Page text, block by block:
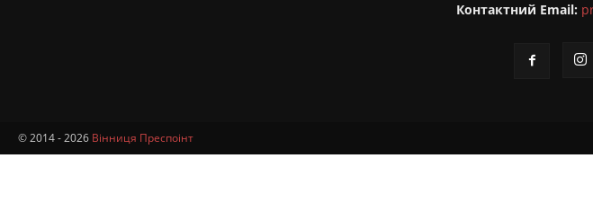
Контактний Email:
© 2014 - 2026 Вінниця Преспоінт